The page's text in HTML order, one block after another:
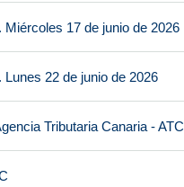
Miércoles 17 de junio de 2026
Lunes 22 de junio de 2026
Tributaria Canaria - ATC